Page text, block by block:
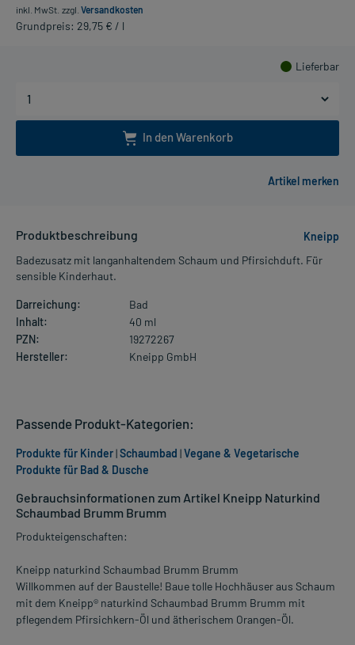
inkl. MwSt. zzgl. Versandkosten
Grundpreis: 29,75 € / l
Lieferbar
In den Warenkorb
Produktbeschreibung
Kneipp
Badezusatz mit langanhaltendem Schaum und Pfirsichduft. Für
sensible Kinderhaut.
Darreichung:
Bad
Inhalt:
40 ml
PZN:
19272267
Hersteller:
Kneipp GmbH
Gebrauchsinformationen zum Artikel Kneipp Naturkind
Schaumbad Brumm Brumm
Produkteigenschaften:
Kneipp naturkind Schaumbad Brumm Brumm
Willkommen auf der Baustelle! Baue tolle Hochhäuser aus Schaum
mit dem Kneipp® naturkind Schaumbad Brumm Brumm mit
pflegendem Pfirsichkern-Öl und ätherischem Orangen-Öl.
Passende Produkt-Kategorien:
Produkte für Kinder|Schaumbad |Vegane & Vegetarische
Produkte für Bad & Dusche